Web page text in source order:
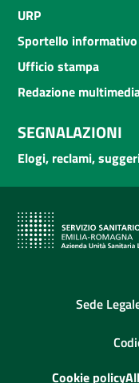
URP
Sportello informativo
Ufficio stampa
Redazione
SEGNALAZIONI
Elogi, reclami,
Sede
Cookie policy